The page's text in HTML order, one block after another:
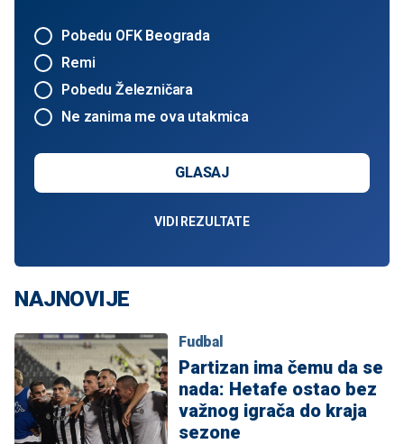
Pobedu OFK Beograda
Remi
Pobedu Železničara
Ne zanima me ova utakmica
GLASAJ
VIDI REZULTATE
NAJNOVIJE
Fudbal
Partizan ima čemu da se
nada: Hetafe ostao bez
važnog igrača do kraja
sezone